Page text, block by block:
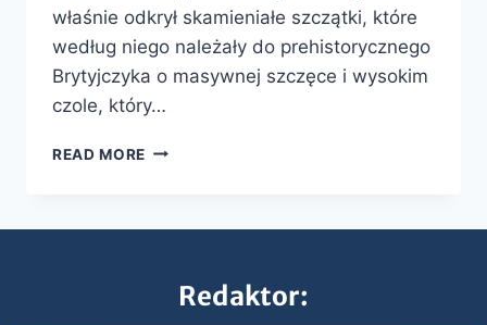
właśnie odkrył skamieniałe szczątki, które
według niego należały do prehistorycznego
Brytyjczyka o masywnej szczęce i wysokim
czole, który…
READ MORE
Redaktor: